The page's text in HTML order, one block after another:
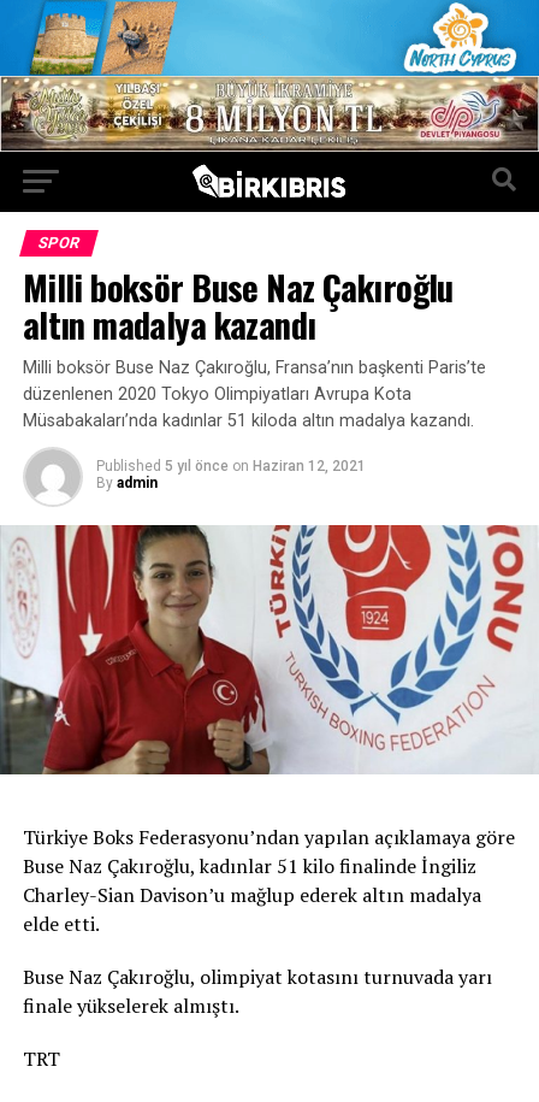
SPOR
Milli boksör Buse Naz Çakıroğlu
altın madalya kazandı
Milli boksör Buse Naz Çakıroğlu, Fransa’nın başkenti Paris’te
düzenlenen 2020 Tokyo Olimpiyatları Avrupa Kota
Müsabakaları’nda kadınlar 51 kiloda altın madalya kazandı.
Published 5 yıl önce on Haziran 12, 2021
By admin
Türkiye Boks Federasyonu’ndan yapılan açıklamaya göre
Buse Naz Çakıroğlu, kadınlar 51 kilo finalinde İngiliz
Charley-Sian Davison’u mağlup ederek altın madalya
elde etti.
Buse Naz Çakıroğlu, olimpiyat kotasını turnuvada yarı
finale yükselerek almıştı.
TRT